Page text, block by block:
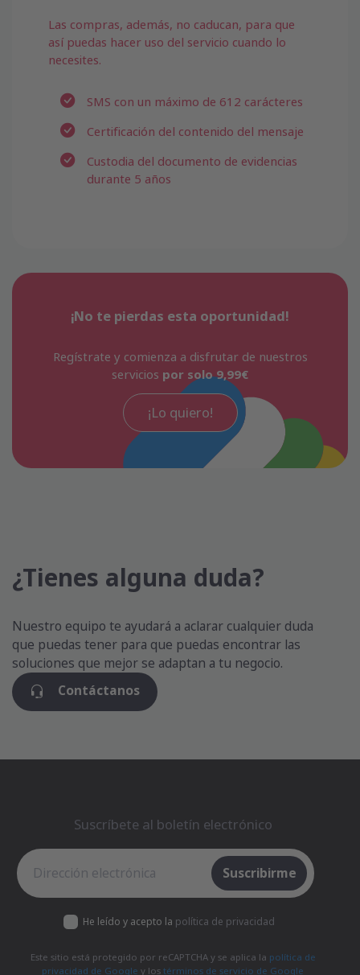
Las compras, además, no caducan, para que
así puedas hacer uso del servicio cuando lo
necesites.
SMS con un máximo de 612 carácteres
Certificación del contenido del mensaje
Custodia del documento de evidencias
durante 5 años
¡No te pierdas esta oportunidad!
Regístrate y comienza a disfrutar de nuestros
servicios por solo 9,99€
¡Lo quiero!
¿Tienes alguna duda?
Nuestro equipo te ayudará a aclarar cualquier duda
que puedas tener para que puedas encontrar las
soluciones que mejor se adaptan a tu negocio.
Contáctanos
Suscríbete al boletín electrónico
Suscribirme
He leído y acepto la política de privacidad
Este sitio está protegido por reCAPTCHA y se aplica la política de
privacidad de Google y lostérminos de servicio de Google